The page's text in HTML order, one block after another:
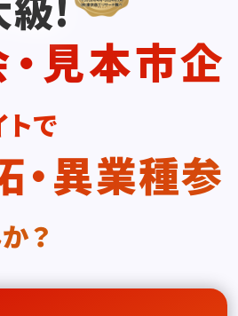
見本市企
で
・異業種参
？